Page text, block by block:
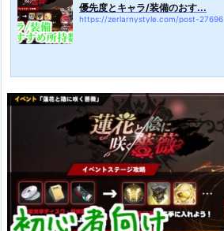
優先度とキャラ/装備のおす...
https://zerlarnystyle.com/post-27696